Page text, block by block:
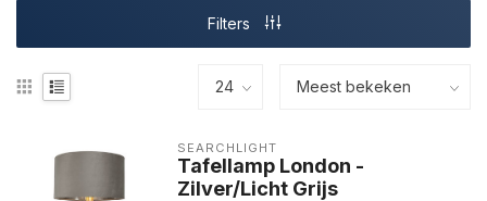
Filters
SEARCHLIGHT
Tafellamp London -
Zilver/Licht Grijs